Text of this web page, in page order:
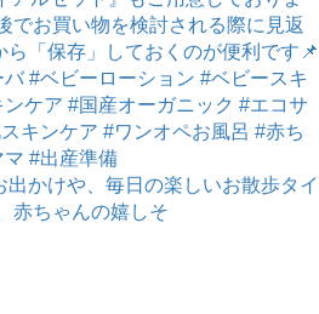
かけや、毎日の楽しいお散歩タイ
赤ちゃんの嬉しそ